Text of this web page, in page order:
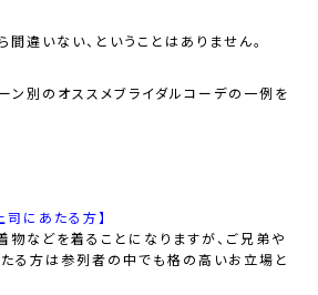
違いない、ということはありません。
ン別のオススメブライダルコーデの一例を
司にあたる方】
物などを着ることになりますが、ご兄弟や
る方は参列者の中でも格の高いお立場 と